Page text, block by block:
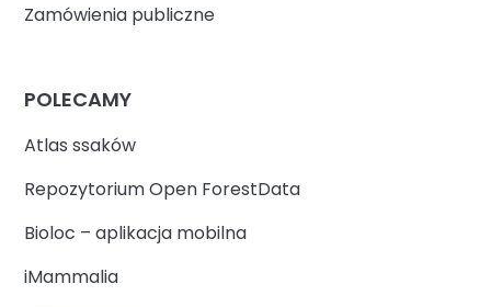
Zamówienia publiczne
POLECAMY
Atlas ssaków
Repozytorium Open ForestData
Bioloc – aplikacja mobilna
iMammalia